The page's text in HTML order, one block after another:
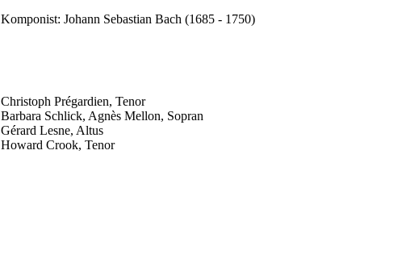
Komponist: Johann Sebastian Bach (1685 - 1750)
Christoph Prégardien, Tenor
Barbara Schlick, Agnès Mellon, Sopran
Gérard Lesne, Altus
Howard Crook, Tenor